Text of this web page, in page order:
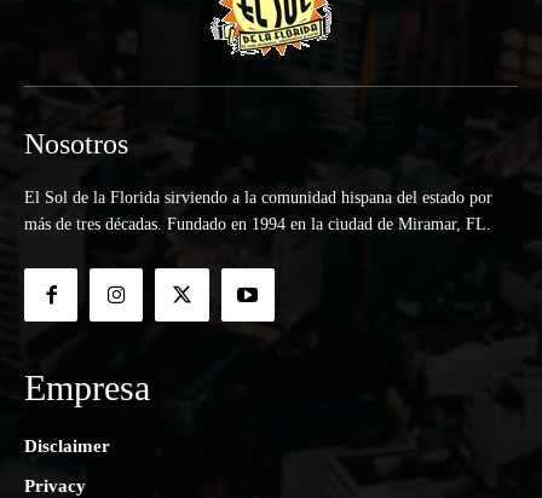
Nosotros
El Sol de la Florida sirviendo a la comunidad hispana del estado por
más de tres décadas. Fundado en 1994 en la ciudad de Miramar, FL.
Empresa
Disclaimer
Privacy